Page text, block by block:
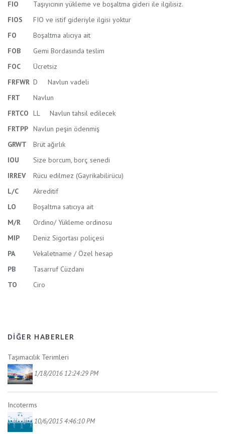
FIO
Taşıyıcının yükleme ve boşaltma gideri ile ilgilisiz.
FIOS
FIO ve istif gideriyle ilgisi yoktur
FO
Boşaltma alıcıya ait
FOB
Gemi Bordasında teslim
FOC
Ücretsiz
FRFWR D Navlun vadeli
FRT
Navlun
FRTCO LL Navlun tahsil edilecek
FRTPP Navlun peşin ödenmiş
GRWT
Brüt ağırlık
IOU
Size borcum, borç senedi
IRREV
Rücu edilmez (Gayrikabilirücu)
L/C
Akreditif
LO
Boşaltma satıcıya ait
M/R
Ordino/ Yükleme ordinosu
MIP
Deniz Sigortası poliçesi
PA
Vekaletname / Özel hesap
PB
Tasarruf Cüzdanı
TO
Ciro
DIĞER HABERLER
Taşımacılık Terimleri
1/18/2016 12:24:29 PM
Incoterms
10/6/2015 4:46:10 PM